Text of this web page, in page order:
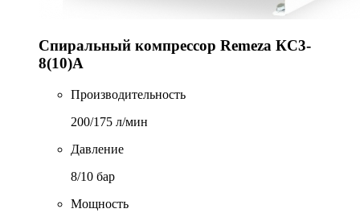
Спиральный компрессор Remeza КС3-
8(10)А
Производительность
200/175 л/мин
Давление
8/10 бар
Мощность